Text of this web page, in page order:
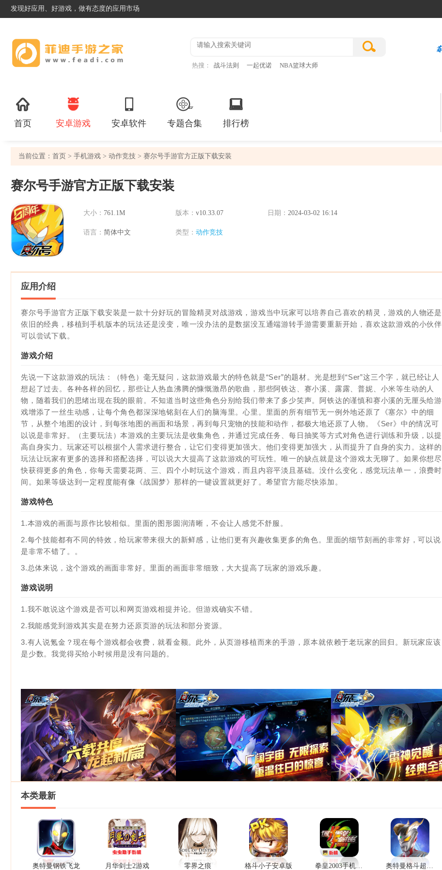
发现好应用、好游戏，做有态度的应用市场
热搜： 战斗法则 一起优诺 NBA篮球大师
首页 安卓游戏 安卓软件 专题合集 排行榜
当前位置： 首页 > 手机游戏 > 动作竞技 > 赛尔号手游官方正版下载安装
赛尔号手游官方正版下载安装
大小： 761.1M 版本： v10.33.07 日期： 2024-03-02 16:14
语言： 简体中文 类型： 动作竞技
应用介绍
赛尔号手游官方正版下载安装是一款十分好玩的冒险精灵对战游戏，游戏当中玩家可以培养自己喜欢的精灵，游戏的人物还是
依旧的经典，移植到手机版本的玩法还是没变，唯一没办法的是数据没互通端游转手游需要重新开始，喜欢这款游戏的小伙伴
可以尝试下载。
游戏介绍
先说一下这款游戏的玩法：（特色）毫无疑问，这款游戏最大的特色就是“Ser”的题材。光是想到“Ser”这三个字，就已经让人
想起了过去。各种各样的回忆，那些让人热血沸腾的慷慨激昂的歌曲，那些阿铁达、赛小溪、露露、普妮、小米等生动的人
物，随着我们的思绪出现在我的眼前。不知道当时这些角色分别给我们带来了多少笑声。阿铁达的谨慎和赛小溪的无厘头给游
戏增添了一丝生动感，让每个角色都深深地铭刻在人们的脑海里。心里。里面的所有细节无一例外地还原了《塞尔》中的细
节，从整个地图的设计，到每张地图的画面和场景，再到每只宠物的技能和动作，都极大地还原了人物。《Ser》中的情况可
以说是非常好。（主要玩法）本游戏的主要玩法是收集角色，并通过完成任务、每日抽奖等方式对角色进行训练和升级，以提
高自身实力。玩家还可以根据个人需求进行整合，让它们变得更加强大。他们变得更加强大，从而提升了自身的实力。这样的
玩法让玩家有更多的选择和搭配选择，可以说大大提高了这款游戏的可玩性。唯一的缺点就是这个游戏太无聊了。如果你想尽
快获得更多的角色，你每天需要花两、三、四个小时玩这个游戏，而且内容平淡且基础。没什么变化，感觉玩法单一，浪费时
间。如果等级达到一定程度能有像《战国梦》那样的一键设置就更好了。希望官方能尽快添加。
游戏特色
1.本游戏的画面与原作比较相似。里面的图形圆润清晰，不会让人感觉不舒服。
2.每个技能都有不同的特效，给玩家带来很大的新鲜感，让他们更有兴趣收集更多的角色。里面的细节刻画的非常好，可以说
是非常不错了。。
3.总体来说，这个游戏的画面非常好。里面的画面非常细致，大大提高了玩家的游戏乐趣。
游戏说明
1.我不敢说这个游戏是否可以和网页游戏相提并论。但游戏确实不错。
2.我能感觉到游戏其实是在努力还原页游的玩法和部分资源。
3.有人说氪金？现在每个游戏都会收费，就看金额。此外，从页游移植而来的手游，原本就依赖于老玩家的回归。新玩家应该
是少数。我觉得买给小时候用是没有问题的。
本类最新
奥特曼钢铁飞龙 月华剑士2游戏 零界之痕 格斗小子安卓版 拳皇2003手机版下载安装 奥特曼格斗超人官方版下载安装